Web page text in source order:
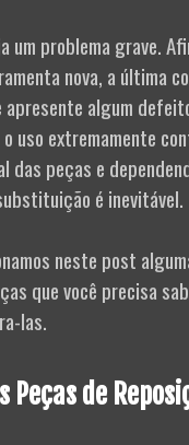
um problema grave.
nova, a última
apresente algum
uso extremamente
das peças e
é inevitável.
neste post
que você precisa
las.
Peças de